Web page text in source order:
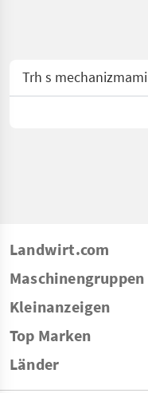
Trh s mechanizmami
Landwirt.com
Maschinengruppen
Kleinanzeigen
Top Marken
Länder